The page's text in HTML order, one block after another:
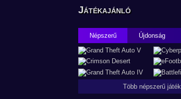
Játékajánló
Népszerű Újdonság
Több népszerű játék